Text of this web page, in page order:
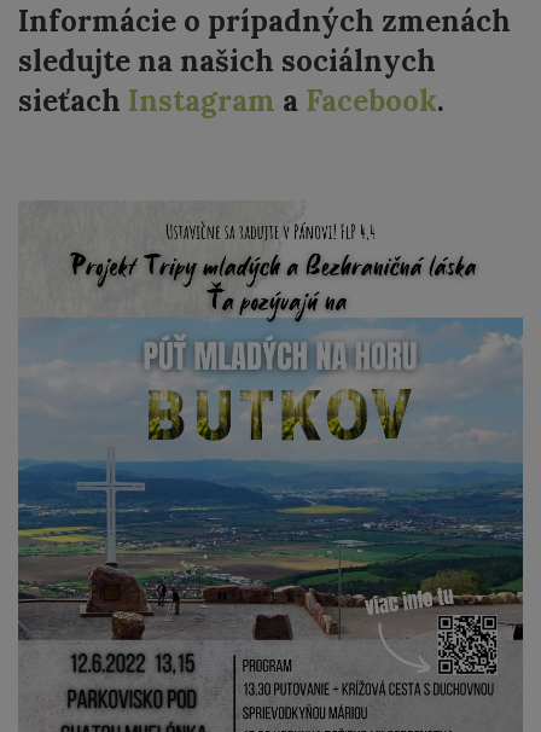
Informácie o prípadných zmenách
sledujte na našich sociálnych
sieťach Instagram a Facebook.